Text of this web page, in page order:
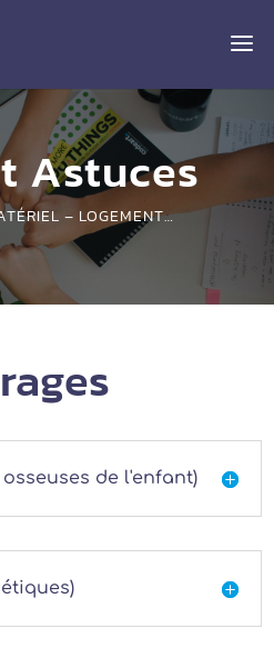
Astuces
– LOGEMENT…

osseuses de l'enfant)
